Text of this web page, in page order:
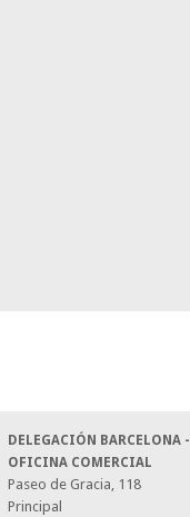
DELEGACIÓN BARCELONA -
OFICINA COMERCIAL
Paseo de Gracia, 118
Principal